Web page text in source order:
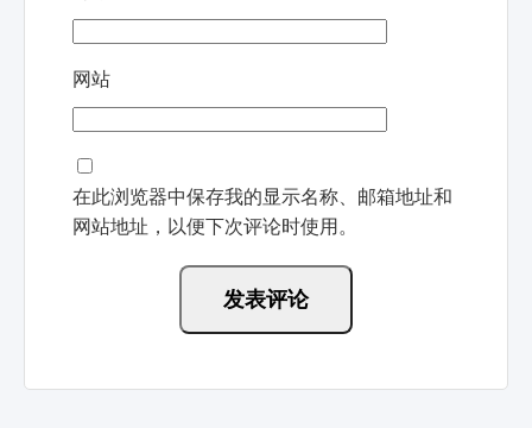
网站
在此浏览器中保存我的显示名称、邮箱地址和
网站地址，以便下次评论时使用。